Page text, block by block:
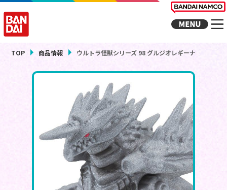
TOP 商品情報 ウルトラ怪獣シリーズ 98 グルジオレギーナ